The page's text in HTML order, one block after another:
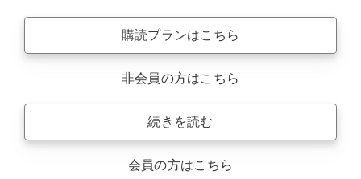
購読プランはこちら
非会員の方はこちら
続きを読む
会員の方はこちら